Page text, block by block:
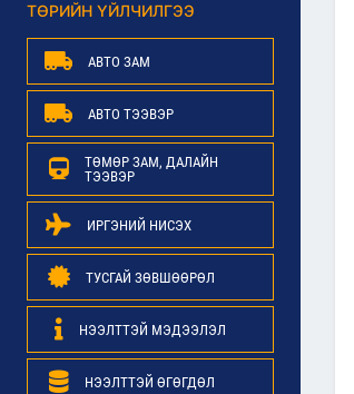
ТӨРИЙН ҮЙЛЧИЛГЭЭ
АВТО ЗАМ
АВТО ТЭЭВЭР
ТӨМӨР ЗАМ, ДАЛАЙН
ТЭЭВЭР
ИРГЭНИЙ НИСЭХ
ТУСГАЙ ЗӨВШӨӨРӨЛ
НЭЭЛТТЭЙ МЭДЭЭЛЭЛ
НЭЭЛТТЭЙ ӨГӨГДӨЛ